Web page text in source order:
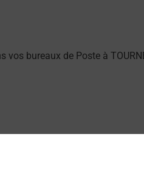
bureaux de Poste à
vos bureaux de Poste à